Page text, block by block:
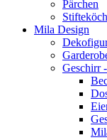
Pärchen
Mila Design
Geschirr